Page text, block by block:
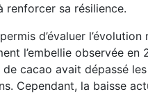
renforcer sa résilience.
d’évaluer l’évolution
l’embellie observée en
cacao avait dépassé
Cependant, la baisse